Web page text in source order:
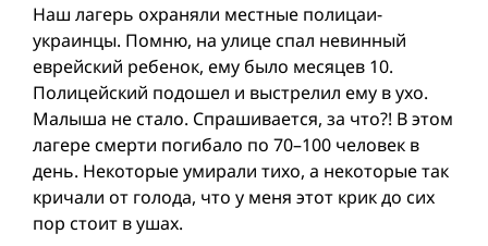
Наш лагерь охраняли местные полицаи-
украинцы. Помню, на улице спал невинный
еврейский ребенок, ему было месяцев 10.
Полицейский подошел и выстрелил ему в ухо.
Малыша не стало. Спрашивается, за что?! В этом
лагере смерти погибало по 70–100 человек в
день. Некоторые умирали тихо, а некоторые так
кричали от голода, что у меня этот крик до сих
пор стоит в ушах.